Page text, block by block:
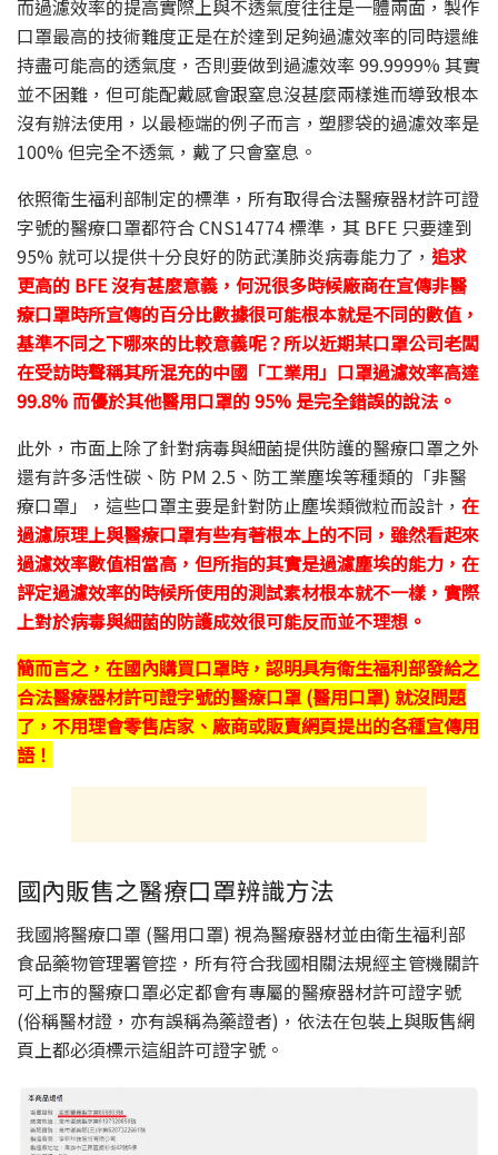
而過濾效率的提高實際上與不透氣度往往是一體兩面，製作
口罩最高的技術難度正是在於達到足夠過濾效率的同時還維
持盡可能高的透氣度，否則要做到過濾效率 99.9999% 其實
並不困難，但可能配戴感會跟窒息沒甚麼兩樣進而導致根本
沒有辦法使用，以最極端的例子而言，塑膠袋的過濾效率是
100% 但完全不透氣，戴了只會窒息。
依照衛生福利部制定的標準，所有取得合法醫療器材許可證
字號的醫療口罩都符合 CNS14774 標準，其 BFE 只要達到
95% 就可以提供十分良好的防武漢肺炎病毒能力了， 追求
更高的 BFE 沒有甚麼意義，何況很多時候廠商在宣傳非醫
療口罩時所宣傳的百分比數據很可能根本就是不同的數值，
基準不同之下哪來的比較意義呢？所以近期某口罩公司老闆
在受訪時聲稱其所混充的中國「工業用」口罩過濾效率高達
99.8% 而優於其他醫用口罩的 95% 是完全錯誤的說法。
此外，市面上除了針對病毒與細菌提供防護的醫療口罩之外
還有許多活性碳、防 PM 2.5、防工業塵埃等種類的「非醫
療口罩」，這些口罩主要是針對防止塵埃類微粒而設計， 在
過濾原理上與醫療口罩有些有著根本上的不同，雖然看起來
過濾效率數值相當高，但所指的其實是過濾塵埃的能力，在
評定過濾效率的時候所使用的測試素材根本就不一樣，實際
上對於病毒與細菌的防護成效很可能反而並不理想。
簡而言之，在國內購買口罩時，認明具有衛生福利部發給之
合法醫療器材許可證字號的醫療口罩 (醫用口罩) 就沒問題
了，不用理會零售店家、廠商或販賣網頁提出的各種宣傳用
語！
國內販售之醫療口罩辨識方法
我國將醫療口罩 (醫用口罩) 視為醫療器材並由衛生福利部
食品藥物管理署管控，所有符合我國相關法規經主管機關許
可上市的醫療口罩必定都會有專屬的醫療器材許可證字號
(俗稱醫材證，亦有誤稱為藥證者)，依法在包裝上與販售網
頁上都必須標示這組許可證字號。